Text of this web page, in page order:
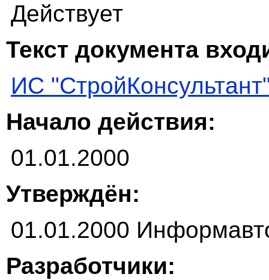
Действует
Текст документа
ИС
Начало действия:
01.01.2000
Утверждён:
01.01.2000
Разработчики: